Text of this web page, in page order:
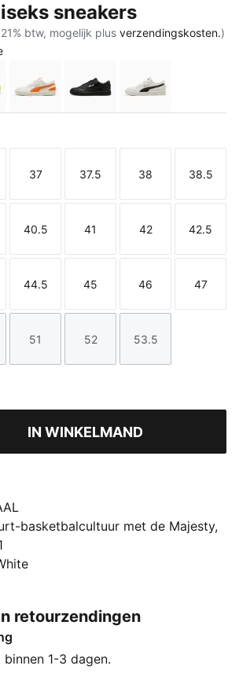
sneakers
btw, mogelijk plus verzendingskosten.)
White-Pelé Yellow
Warm White-Orange Poppy
PUMA Black-PUMA
Warm White-
Maat
37
Maat
37.5
Maat
38
Maat
38.5
Maat
40.5
Maat
41
Maat
42
Maat
42.5
Maat
44.5
Maat
45
Maat
46
Maat
47
Maat
51
Maat
52
Maat
53.5
favorieten
IN WINKELMAND
basketbalcultuur met de Majesty,
klassiek silhouet terugbrengt met
Dit ontwerp combineert PUMA's
met de energie van moderne
sur-ton-stiksels en wordt
details.
retourzendingen
1-3 dagen.